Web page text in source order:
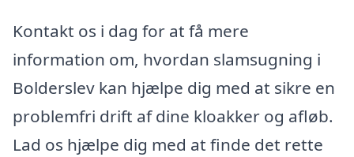
Kontakt os i dag for at få mere
information om, hvordan slamsugning i
Bolderslev kan hjælpe dig med at sikre en
problemfri drift af dine kloakker og afløb.
Lad os hjælpe dig med at finde det rette